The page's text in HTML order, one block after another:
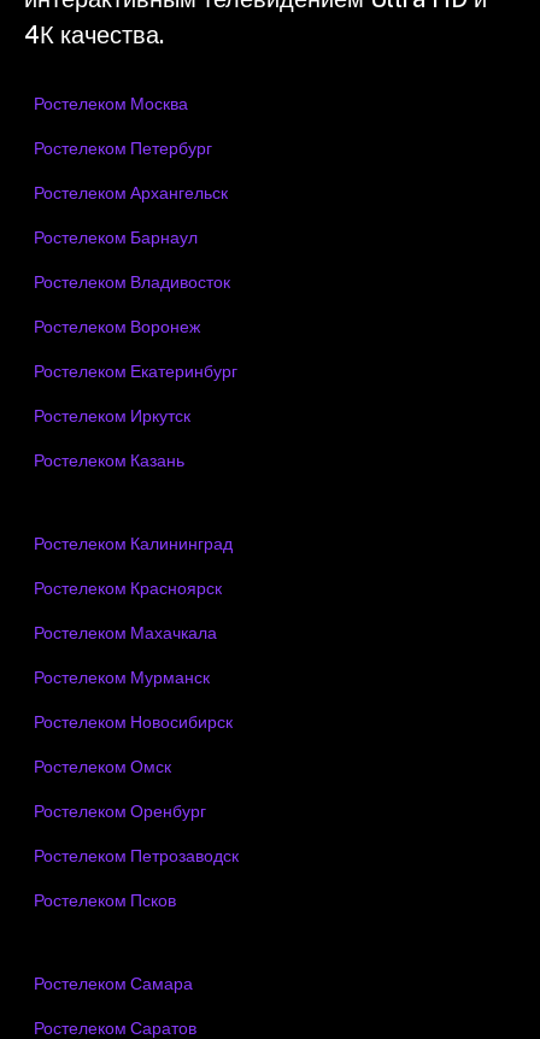
4К качества.
Ростелеком Москва
Ростелеком Петербург
Ростелеком Архангельск
Ростелеком Барнаул
Ростелеком Владивосток
Ростелеком Воронеж
Ростелеком Екатеринбург
Ростелеком Иркутск
Ростелеком Казань
Ростелеком Калининград
Ростелеком Красноярск
Ростелеком Махачкала
Ростелеком Мурманск
Ростелеком Новосибирск
Ростелеком Омск
Ростелеком Оренбург
Ростелеком Петрозаводск
Ростелеком Псков
Ростелеком Самара
Ростелеком Саратов